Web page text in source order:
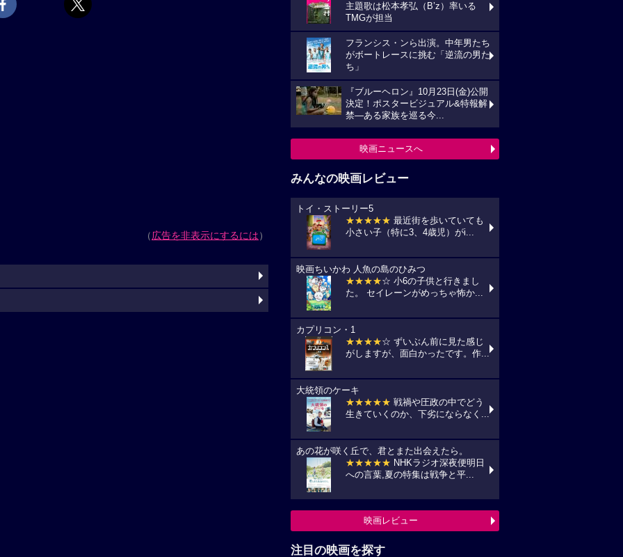
（広告を非表示にするには）
主題歌は松本孝弘（B’z）率いる
TMGが担当
フランシス・ンら出演。中年男たち
がボートレースに挑む「逆流の男た
ち」
『ブルーヘロン』10月23日(金)公開
決定！ポスタービジュアル&特報解
禁―ある家族を巡る今...
映画ニュースへ
みんなの映画レビュー
トイ・ストーリー5
★★★★★ 最近街を歩いていても
小さい子（特に3、4歳児）がi...
映画ちいかわ 人魚の島のひみつ
★★★★☆ 小6の子供と行きまし
た。 セイレーンがめっちゃ怖か...
カプリコン・1
★★★★☆ ずいぶん前に見た感じ
がしますが、面白かったです。作...
大統領のケーキ
★★★★★ 戦禍や圧政の中でどう
生きていくのか、下劣にならなく...
あの花が咲く丘で、君とまた出会えたら。
★★★★★ NHKラジオ深夜便明日
への言葉,夏の特集は戦争と平...
映画レビュー
注目の映画を探す